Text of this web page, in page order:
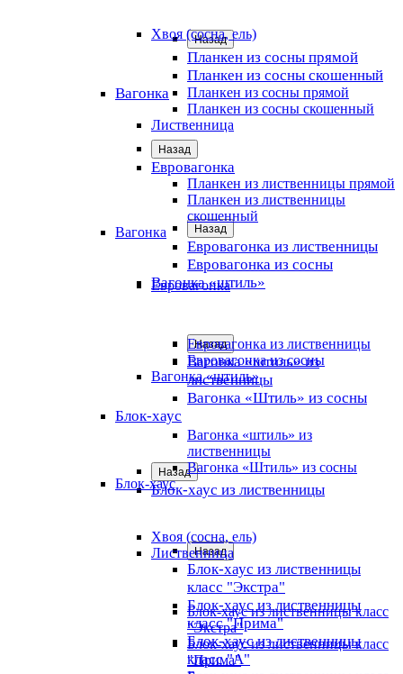
Назад
Планкен из сосны прямой
Планкен из сосны скошенный
Вагонка
Назад
Евровагонка
Назад
Евровагонка из лиственницы
Евровагонка из сосны
Вагонка «штиль»
Назад
Вагонка «штиль» из
лиственницы
Вагонка «Штиль» из сосны
Блок-хаус
Назад
Блок-хаус из лиственницы
Назад
Блок-хаус из лиственницы
класс "Экстра"
Блок-хаус из лиственницы
класс "Прима"
Блок-хаус из лиственницы
класс "А"
Хвоя (сосна, ель)
Планкен из сосны прямой
Планкен из сосны скошенный
Лиственница
Планкен из лиственницы прямой
Планкен из лиственницы
скошенный
Вагонка
Евровагонка
Евровагонка из лиственницы
Евровагонка из сосны
Вагонка «штиль»
Вагонка «штиль» из
лиственницы
Вагонка «Штиль» из сосны
Блок-хаус
Хвоя (сосна, ель)
Лиственница
Блок-хаус из лиственницы класс
"Экстра"
Блок-хаус из лиственницы класс
"Прима"